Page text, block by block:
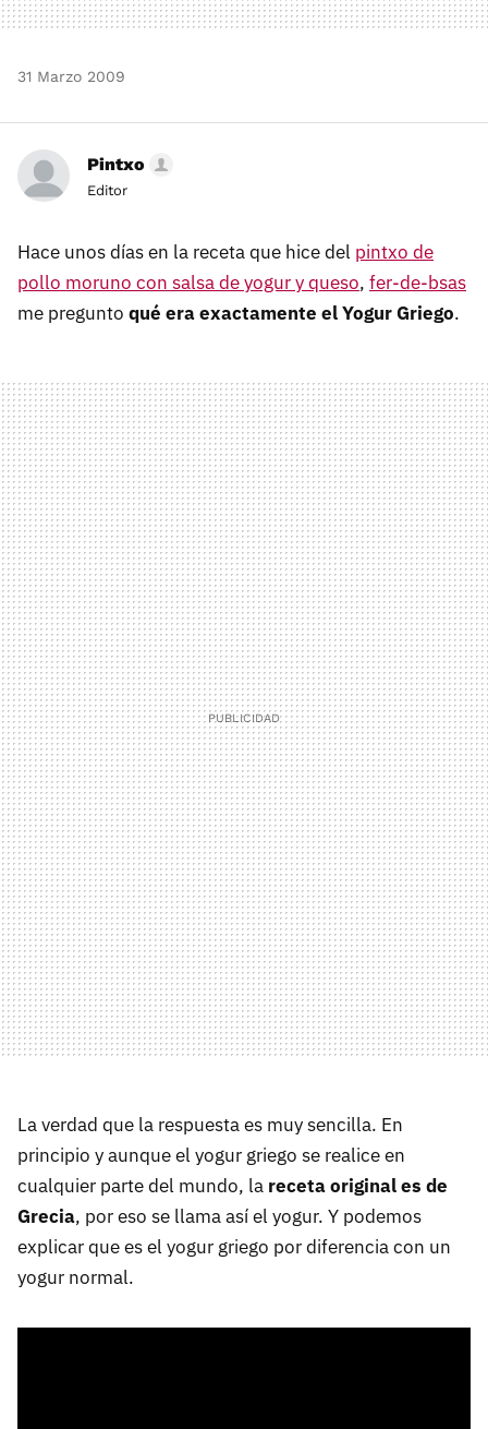
31 Marzo 2009
Pintxo
Editor
Hace unos días en la receta que hice del pintxo de
pollo moruno con salsa de yogur y queso, fer-de-bsas
me pregunto qué era exactamente el Yogur Griego.
La verdad que la respuesta es muy sencilla. En
principio y aunque el yogur griego se realice en
cualquier parte del mundo, la receta original es de
Grecia, por eso se llama así el yogur. Y podemos
explicar que es el yogur griego por diferencia con un
yogur normal.